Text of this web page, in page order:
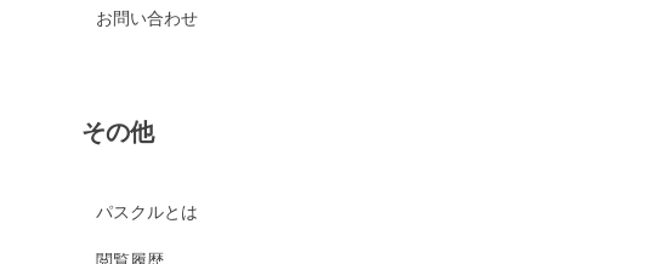
お問い合わせ
その他
パスクルとは